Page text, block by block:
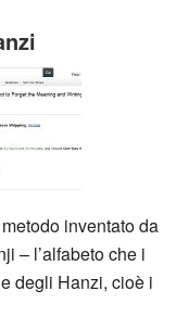
inventato da
– l’alfabeto che i
degli Hanzi, cioè i